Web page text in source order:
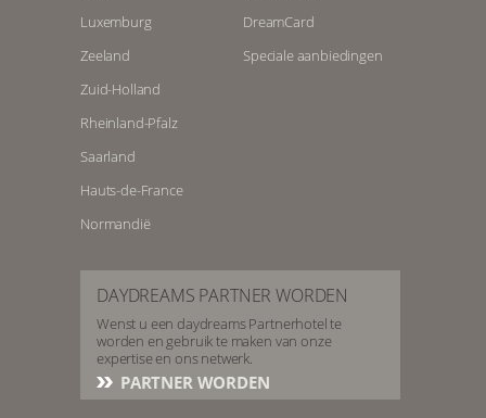
Luxemburg
Zeeland
Zuid-Holland
Rheinland-Pfalz
Saarland
Hauts-de-France
Normandië
DreamCard
Speciale aanbiedingen
DAYDREAMS PARTNER WORDEN
Wenst u een daydreams Partnerhotel te
worden en gebruik te maken van onze
expertise en ons netwerk.
PARTNER WORDEN